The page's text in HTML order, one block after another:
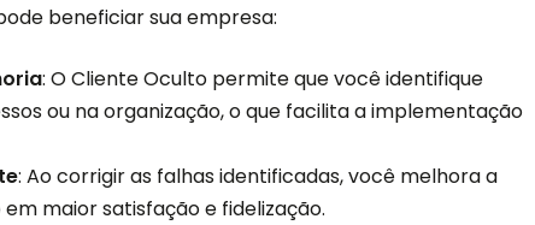
beneficiar sua empresa:
: O Cliente Oculto permite que você identifique
ou na organização, o que facilita a implementação
: Ao corrigir as falhas identificadas, você melhora a
maior satisfação e fidelização.